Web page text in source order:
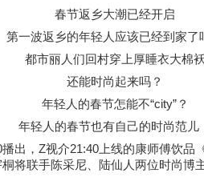
春节返乡大潮已经开启
第一波返乡的年轻人应该已经到家了
都市丽人们回村穿上厚睡衣大棉
还能时尚起来吗？
年轻人的春节怎能不“city”？
年轻人的春节也有自己的时尚范儿
播出， Z视介21:40 上线的康师傅饮品
将联手陈采尼、陆仙人两位时尚博